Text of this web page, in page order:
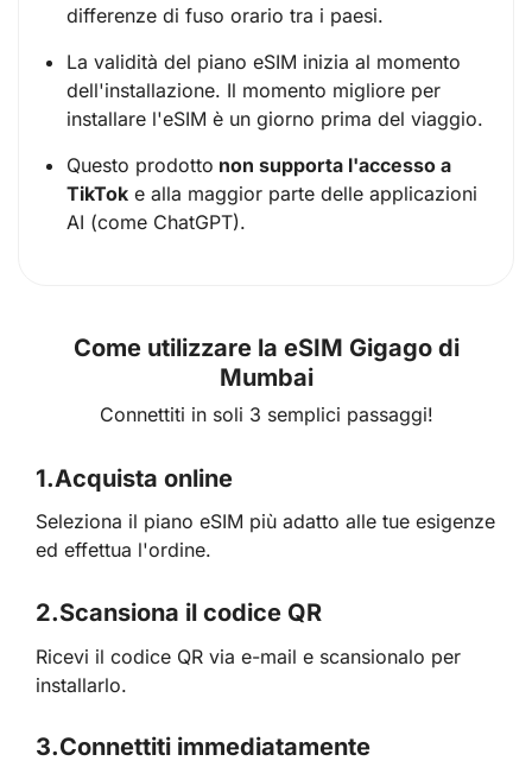
differenze di fuso orario tra i paesi.
La validità del piano eSIM inizia al momento
dell'installazione. Il momento migliore per
installare l'eSIM è un giorno prima del viaggio.
Questo prodotto non supporta l'accesso a
TikTok e alla maggior parte delle applicazioni
AI (come ChatGPT).
Come utilizzare la eSIM Gigago di
Mumbai
Connettiti in soli 3 semplici passaggi!
1.Acquista online
Seleziona il piano eSIM più adatto alle tue esigenze
ed effettua l'ordine.
2.Scansiona il codice QR
Ricevi il codice QR via e-mail e scansionalo per
installarlo.
3.Connettiti immediatamente